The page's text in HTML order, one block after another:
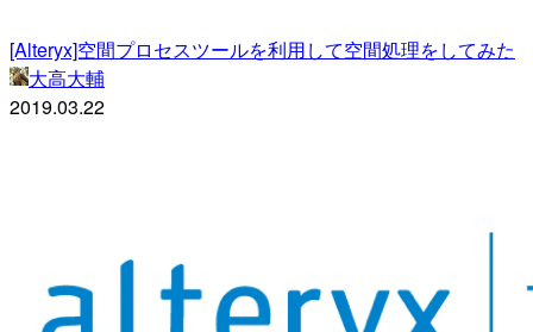
[Alteryx]空間プロセスツールを利用して空間処理をしてみた
大高大輔
2019.03.22